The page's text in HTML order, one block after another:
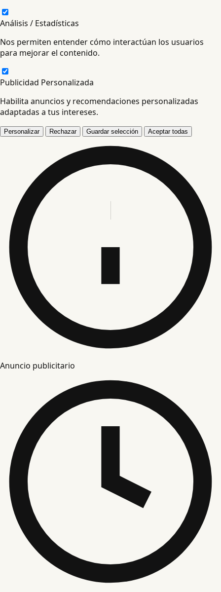
Análisis / Estadísticas
Nos permiten entender cómo interactúan los usuarios
para mejorar el contenido.
Publicidad Personalizada
Habilita anuncios y recomendaciones personalizadas
adaptadas a tus intereses.
Personalizar Rechazar Guardar selección Aceptar todas
Anuncio publicitario